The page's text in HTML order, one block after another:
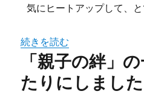
気にヒートアップして、
続きを読む
「親子の絆」
たりにしました